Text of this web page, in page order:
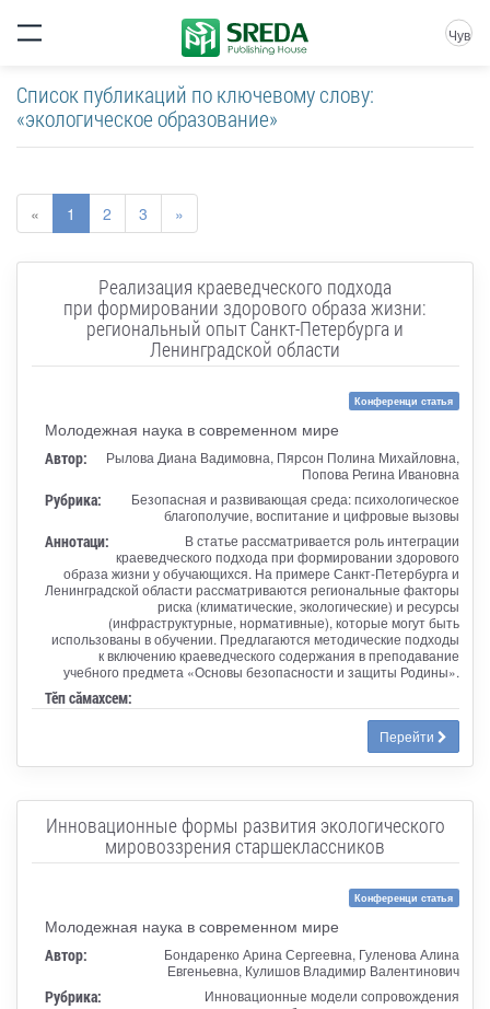
Чув
Список публикаций по ключевому слову:
«экологическое образование»
« 1 2 3 »
Реализация краеведческого подхода
при формировании здорового образа жизни:
региональный опыт Санкт-Петербурга и
Ленинградской области
Конференци статья
Молодежная наука в современном мире
Автор:
Рылова Диана Вадимовна, Пярсон Полина Михайловна,
Попова Регина Ивановна
Рубрика:
Безопасная и развивающая среда: психологическое
благополучие, воспитание и цифровые вызовы
Аннотаци:
В статье рассматривается роль интеграции
краеведческого подхода при формировании здорового
образа жизни у обучающихся. На примере Санкт-Петербурга и
Ленинградской области рассматриваются региональные факторы
риска (климатические, экологические) и ресурсы
(инфраструктурные, нормативные), которые могут быть
использованы в обучении. Предлагаются методические подходы
к включению краеведческого содержания в преподавание
учебного предмета «Основы безопасности и защиты Родины».
Тӗп сӑмахсем:
Перейти
Инновационные формы развития экологического
мировоззрения старшеклассников
Конференци статья
Молодежная наука в современном мире
Автор:
Бондаренко Арина Сергеевна, Гуленова Алина
Евгеньевна, Кулишов Владимир Валентинович
Рубрика:
Инновационные модели сопровождения